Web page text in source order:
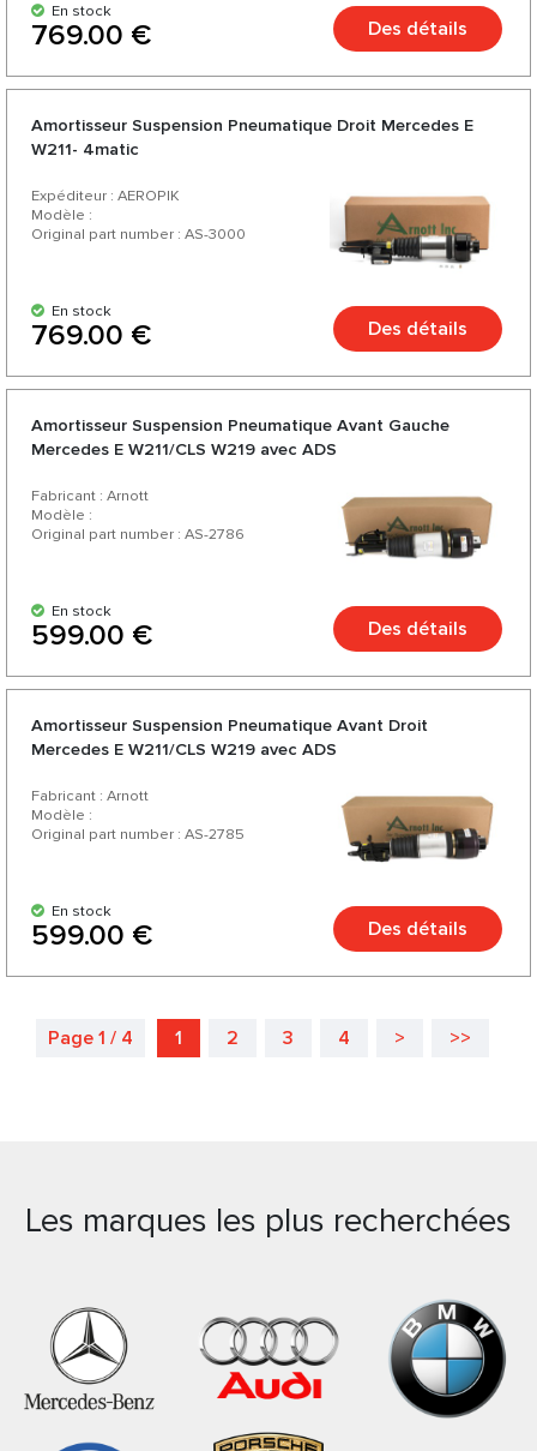
En stock
769.00 € Des détails
Amortisseur Suspension Pneumatique Droit Mercedes E
W211- 4matic
Expéditeur : AEROPIK
Modèle :
Original part number : AS-3000
En stock
769.00 € Des détails
Amortisseur Suspension Pneumatique Avant Gauche
Mercedes E W211/CLS W219 avec ADS
Fabricant : Arnott
Modèle :
Original part number : AS-2786
En stock
599.00 € Des détails
Amortisseur Suspension Pneumatique Avant Droit
Mercedes E W211/CLS W219 avec ADS
Fabricant : Arnott
Modèle :
Original part number : AS-2785
En stock
599.00 € Des détails
Page 1 / 4 1 2 3 4 > >>
Les marques les plus recherchées